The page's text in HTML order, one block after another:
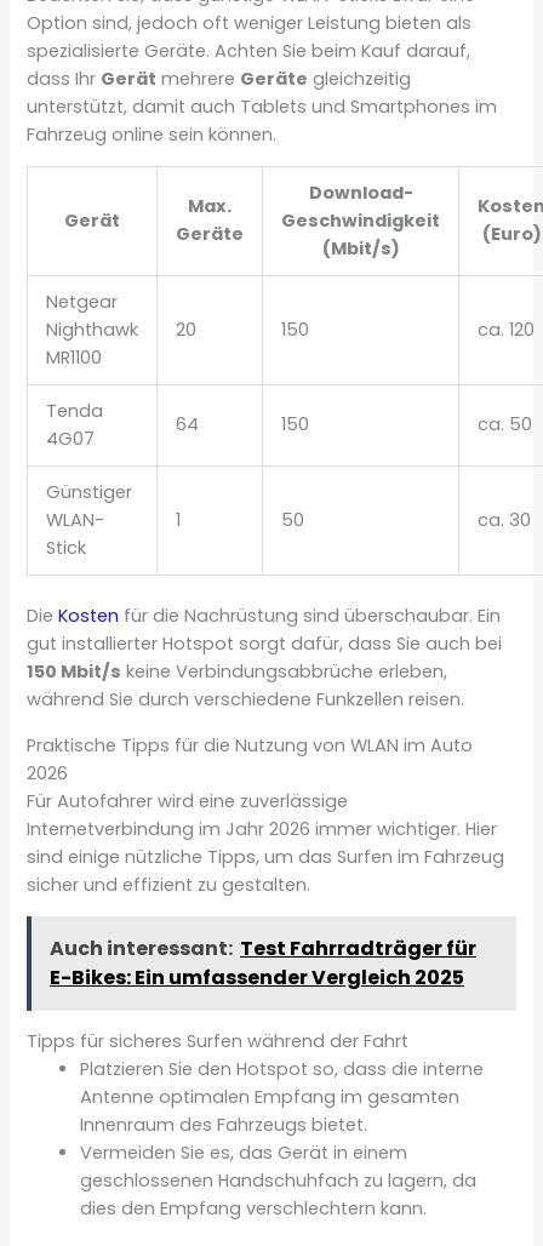
Option sind, jedoch oft weniger Leistung bieten als
spezialisierte Geräte. Achten Sie beim Kauf darauf,
dass Ihr Gerät mehrere Geräte gleichzeitig
unterstützt, damit auch Tablets und Smartphones im
Fahrzeug online sein können.
Gerät
Max.
Geräte
Download-
Geschwindigkeit
(Mbit/s)
(Euro)
Netgear
Nighthawk
MR1100
20 150 ca. 120
Tenda
4G07
64 150 ca. 50
Günstiger
WLAN-
Stick
1 50 ca. 30
DieKosten für die Nachrüstung sind überschaubar. Ein
gut installierter Hotspot sorgt dafür, dass Sie auch bei
150 Mbit/s keine Verbindungsabbrüche erleben,
während Sie durch verschiedene Funkzellen reisen.
Praktische Tipps für die Nutzung von WLAN im Auto
2026
Für Autofahrer wird eine zuverlässige
Internetverbindung im Jahr 2026 immer wichtiger. Hier
sind einige nützliche Tipps, um das Surfen im Fahrzeug
sicher und effizient zu gestalten.
Auch interessant: Test Fahrradträger für
E-Bikes: Ein umfassender Vergleich 2025
Tipps für sicheres Surfen während der Fahrt
Platzieren Sie den Hotspot so, dass die interne
Antenne optimalen Empfang im gesamten
Innenraum des Fahrzeugs bietet.
Vermeiden Sie es, das Gerät in einem
geschlossenen Handschuhfach zu lagern, da
dies den Empfang verschlechtern kann.